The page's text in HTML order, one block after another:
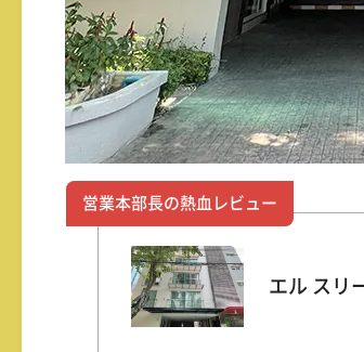
営業本部長の熱血レビュー
エル スリ